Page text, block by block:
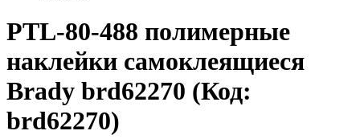
PTL-80-488 полимерные
наклейки самоклеящиеся
Brady brd62270 (Код:
brd62270)